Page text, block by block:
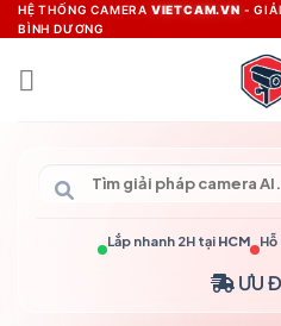
Skip
to
content
HỆ THỐNG CAMERA VIETCAM.VN - GIẢI
BÌNH DƯƠNG
Lắp nhanh 2H tại HCM
ƯU